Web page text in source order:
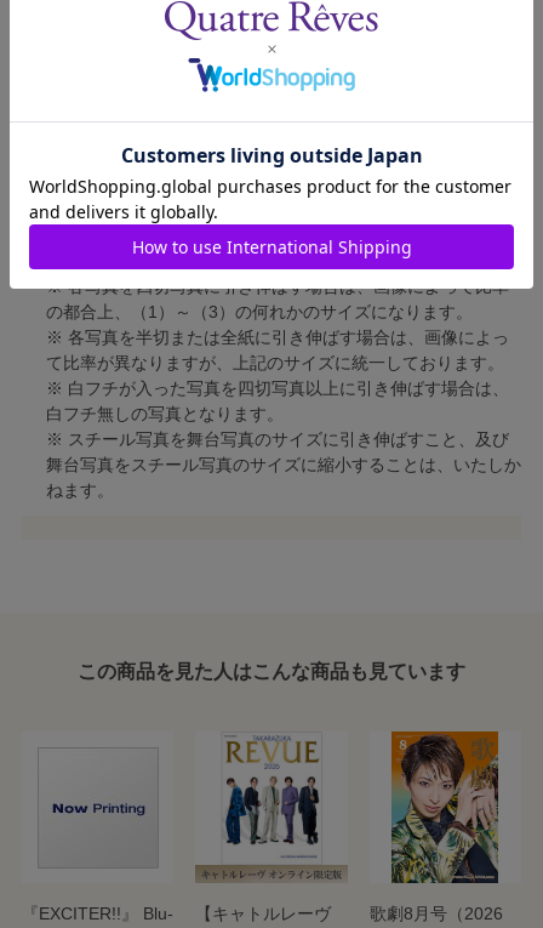
短辺 213mm × 長辺 305mm
短辺 254mm × 長辺 305mm
短辺 402mm × 長辺 559mm
写真のサイズにつきまして、下記の件も併せてご了承ください。
※ 各写真を四切写真に引き伸ばす場合は、画像によって比率
の都合上、（1）～（3）の何れかのサイズになります。
※ 各写真を半切または全紙に引き伸ばす場合は、画像によっ
て比率が異なりますが、上記のサイズに統一しております。
※ 白フチが入った写真を四切写真以上に引き伸ばす場合は、
白フチ無しの写真となります。
※ スチール写真を舞台写真のサイズに引き伸ばすこと、及び
舞台写真をスチール写真のサイズに縮小することは、いたしか
ねます。
この商品を見た人はこんな商品も見ています
『EXCITER!!』 Blu-
【キャトルレーヴ
歌劇8月号（2026